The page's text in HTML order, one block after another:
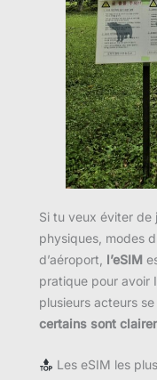
Si tu veux éviter de
physiques, modes
d’aéroport, l’eSIM
pratique pour avoir
plusieurs acteurs
certains sont
Les eSIM les